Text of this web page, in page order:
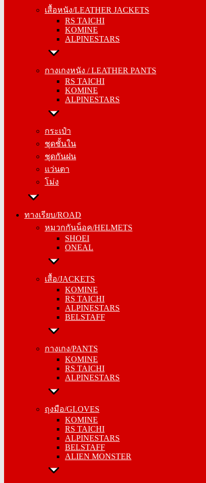
เสื้อหนัง/LEATHER JACKETS
RS TAICHI
KOMINE
ALPINESTARS
กางเกงหนัง / LEATHER PANTS
RS TAICHI
KOMINE
ALPINESTARS
กระเป๋า
ชุดชั้นใน
ชุดกันฝน
แว่นตา
โม่ง
ทางเรียบ/ROAD
หมวกกันน็อค/HELMETS
SHOEI
ONEAL
เสื้อ/JACKETS
KOMINE
RS TAICHI
ALPINESTARS
BELSTAFF
กางเกง/PANTS
KOMINE
RS TAICHI
ALPINESTARS
ถุงมือ/GLOVES
KOMINE
RS TAICHI
ALPINESTARS
BELSTAFF
ALIEN MONSTER
RS TAICHI
KOMINE
ALPINESTARS
RS TAICHI
KOMINE
ALPINESTARS
ชุดชั้นใน
ชุดกันฝน
แว่นตา
โม่ง
หมวกกันน็อค/HELMETS
SHOEI
ONEAL
KOMINE
RS TAICHI
ALPINESTARS
BELSTAFF
KOMINE
RS TAICHI
ALPINESTARS
KOMINE
RS TAICHI
ALPINESTARS
BELSTAFF
ALIEN MONSTER